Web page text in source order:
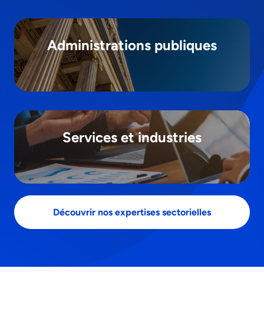
Administrations publiques
Services et industries
Découvrir nos expertises sectorielles